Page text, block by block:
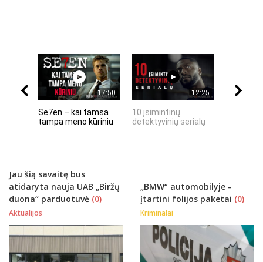
17:50
Se7en – kai tamsa
tampa meno kūriniu
12:25
10 įsimintinų
detektyvinių serialų
Jau šią savaitę bus
atidaryta nauja UAB „Biržų
duona“ parduotuvė (0)
Aktualijos
„BMW“ automobilyje -
įtartini folijos paketai (0)
Kriminalai